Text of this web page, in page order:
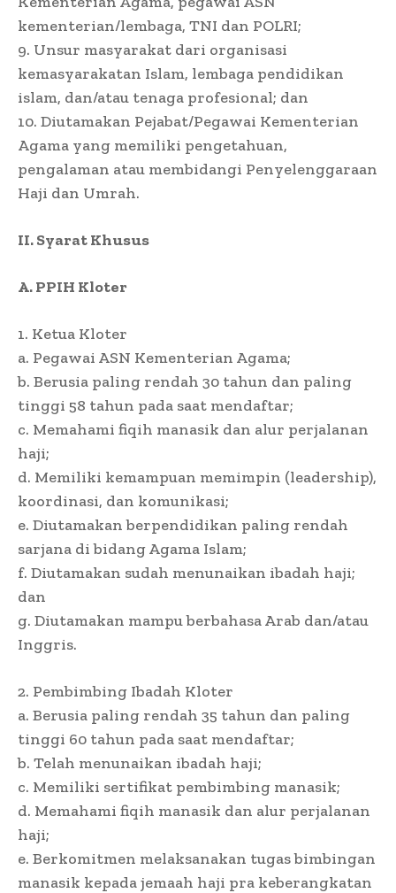
kementerian/lembaga, TNI dan POLRI;
9. Unsur masyarakat dari organisasi
kemasyarakatan Islam, lembaga pendidikan
islam, dan/atau tenaga profesional; dan
10. Diutamakan Pejabat/Pegawai Kementerian
Agama yang memiliki pengetahuan,
pengalaman atau membidangi Penyelenggaraan
Haji dan Umrah.
II. Syarat Khusus
A. PPIH Kloter
1. Ketua Kloter
a. Pegawai ASN Kementerian Agama;
b. Berusia paling rendah 30 tahun dan paling
tinggi 58 tahun pada saat mendaftar;
c. Memahami fiqih manasik dan alur perjalanan
haji;
d. Memiliki kemampuan memimpin (leadership),
koordinasi, dan komunikasi;
e. Diutamakan berpendidikan paling rendah
sarjana di bidang Agama Islam;
f. Diutamakan sudah menunaikan ibadah haji;
dan
g. Diutamakan mampu berbahasa Arab dan/atau
Inggris.
2. Pembimbing Ibadah Kloter
a. Berusia paling rendah 35 tahun dan paling
tinggi 60 tahun pada saat mendaftar;
b. Telah menunaikan ibadah haji;
c. Memiliki sertifikat pembimbing manasik;
d. Memahami fiqih manasik dan alur perjalanan
haji;
e. Berkomitmen melaksanakan tugas bimbingan
manasik kepada jemaah haji pra keberangkatan